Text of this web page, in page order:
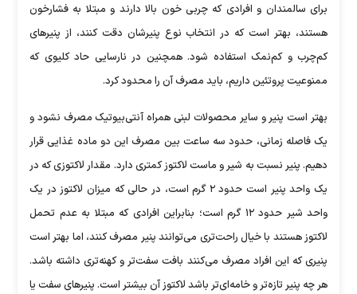
برای سالمندان و افرادی که چربی خون بالا دارند و مبتلا به فشارخون
هستند، بهتر است که در انتخاب نوع پنیرشان دقت کنند، از پنیر‌های
کم‌چرب و کم‌نمک استفاده شود. همچنین در نارسایی حاد کلیوی که
ممنوعیت پروتئین داریم، باید مصرف آن را محدود کرد.
بهتر است پنیر و سایر محصولات لبنی همراه آنتی‌بیوتیک مصرف نشود و
یک فاصله زمانی، حدود سه ساعت بین مصرف این دو ماده غذایی قرار
دهیم. پنیر نسبت به شیر و ماست لاکتوز کمتری دارد. مقدار لاکتوزی که در
یک واحد پنیر است حدود ۲ گرم است، در حالی که میزان لاکتوز در یک
واحد شیر حدود ۱۲ گرم است؛ بنابراین افرادی که مبتلا به عدم تحمل
لاکتوز هستند با خیال راحت‌تری می‌توانند پنیر مصرف کنند، اما بهتر است
پنیری که این افراد مصرف می‌کنند بافت سفت‌تر و کهنه‌تری داشته باشد.
هر چه پنیر تازه‌تر و خامه‌ای‌تر باشد لاکتوز آن بیشتر است. پنیر‌های سفت یا